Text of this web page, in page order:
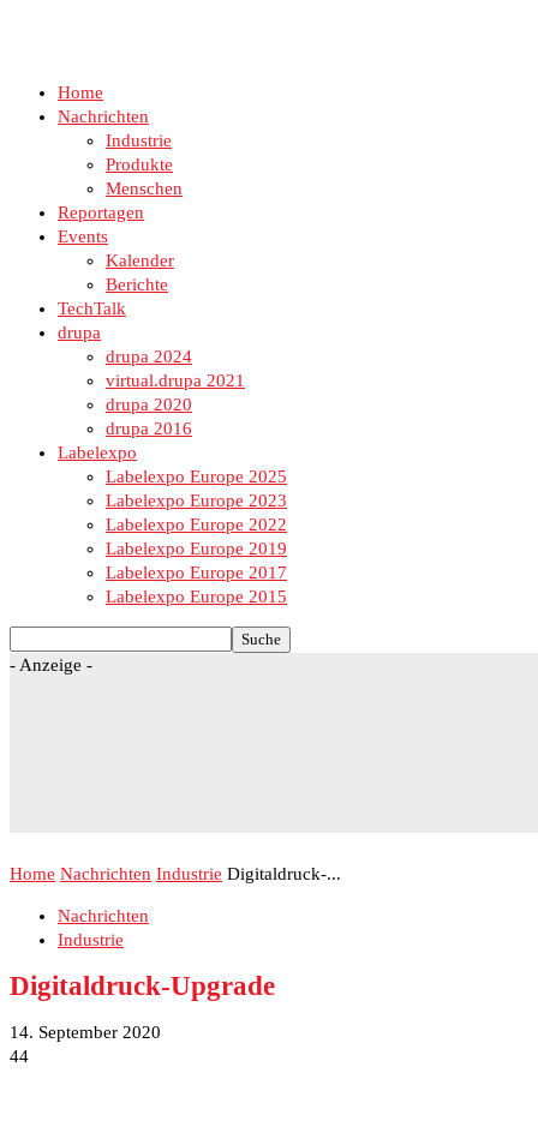
Home
Nachrichten
Industrie
Produkte
Menschen
Reportagen
Events
Kalender
Berichte
TechTalk
drupa
drupa 2024
virtual.drupa 2021
drupa 2020
drupa 2016
Labelexpo
Labelexpo Europe 2025
Labelexpo Europe 2023
Labelexpo Europe 2022
Labelexpo Europe 2019
Labelexpo Europe 2017
Labelexpo Europe 2015
- Anzeige -
Home Nachrichten Industrie Digitaldruck-...
Nachrichten
Industrie
Digitaldruck-Upgrade
14. September 2020
44